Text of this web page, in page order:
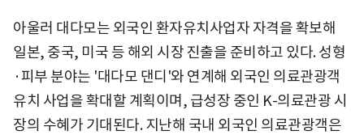
아울러 대다모는 외국인 환자유치사업자 자격을 확보해
일본, 중국, 미국 등 해외 시장 진출을 준비하고 있다. 성형
·피부 분야는 '대다모 댄디'와 연계해 외국인 의료관광객
유치 사업을 확대할 계획이며, 급성장 중인 K-의료관광 시
장의 수혜가 기대된다. 지난해 국내 외국인 의료관광객은